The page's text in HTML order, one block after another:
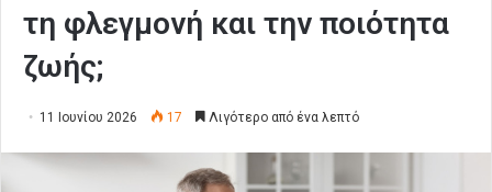
τη φλεγμονή και την ποιότητα
ζωής;
11 Ιουνίου 2026 17 Λιγότερο από ένα λεπτό